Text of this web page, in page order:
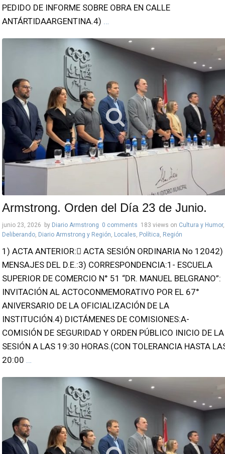
PEDIDO DE INFORME SOBRE OBRA EN CALLE
ANTÁRTIDAARGENTINA.4) …
Armstrong. Orden del Día 23 de Junio.
junio 23, 2026 by Diario Armstrong 0 comments 183 views on Cultura y Humor,
Deliberando, Diario Armstrong y Región, Locales, Política, Región
1) ACTA ANTERIOR: ACTA SESIÓN ORDINARIA No 12042)
MENSAJES DEL D.E.:3) CORRESPONDENCIA:1- ESCUELA
SUPERIOR DE COMERCIO N° 51 “DR. MANUEL BELGRANO”:
INVITACIÓN AL ACTOCONMEMORATIVO POR EL 67°
ANIVERSARIO DE LA OFICIALIZACIÓN DE LA
INSTITUCIÓN.4) DICTÁMENES DE COMISIONES:A-
COMISIÓN DE SEGURIDAD Y ORDEN PÚBLICO INICIO DE LA
SESIÓN A LAS 19:30 HORAS.(CON TOLERANCIA HASTA
20:00